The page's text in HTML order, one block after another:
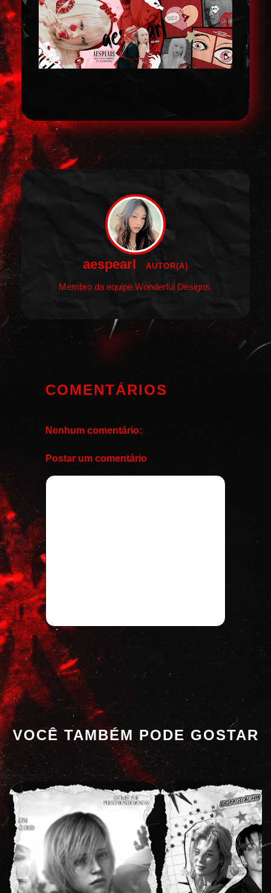
aespearl AUTOR(A)
Membro da equipe Wonderful Designs.
COMENTÁRIOS
Nenhum comentário:
Postar um comentário
VOCÊ TAMBÉM PODE GOSTAR